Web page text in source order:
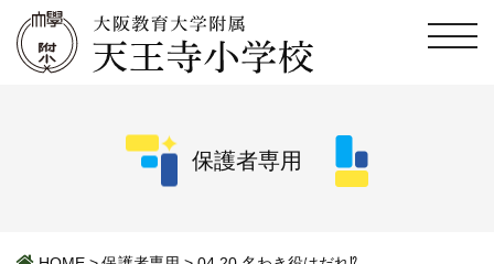
保護者専用